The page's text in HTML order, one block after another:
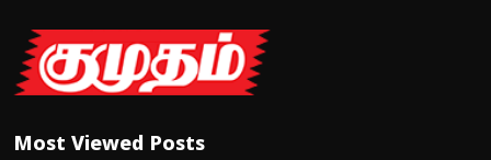
Most Viewed Posts